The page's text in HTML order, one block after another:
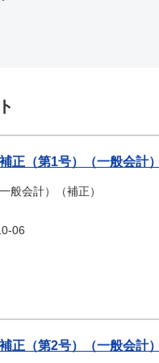
正（第1号）（一般会計
般会計）（補正）
06
正（第2号）（一般会計